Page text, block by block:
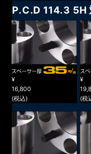
P.C.D 114.3 5H
¥
16,800
(税込)
¥
(税